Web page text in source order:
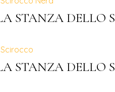
STANZA DELLO
STANZA DELLO